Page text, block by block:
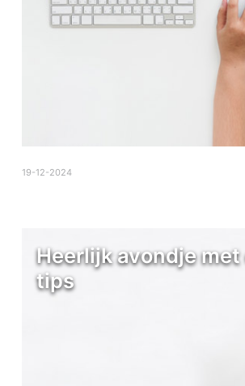
19-12-2024
Heerlijk avondje met
tips